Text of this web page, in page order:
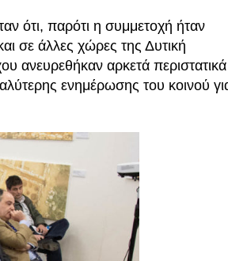
ότι, παρότι η συμμετοχή ήταν
σε άλλες χώρες της Δυτική
ανευρεθήκαν αρκετά περιστατικά
ενημέρωσης του κοινού